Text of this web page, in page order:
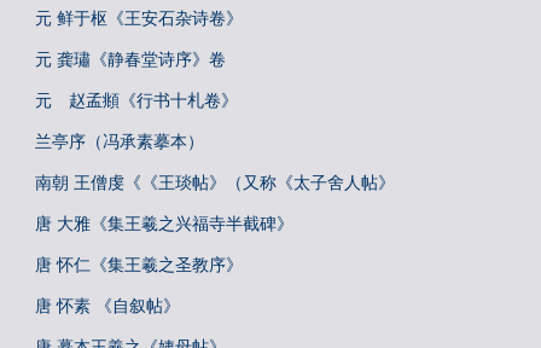
元 鲜于枢《王安石杂诗卷》
元 龚璛《静春堂诗序》卷
元 赵孟頫《行书十札卷》
兰亭序（冯承素摹本）
南朝 王僧虔《《王琰帖》（又称《太子舍人帖》
唐 大雅《集王羲之兴福寺半截碑》
唐 怀仁《集王羲之圣教序》
唐 怀素 《自叙帖》